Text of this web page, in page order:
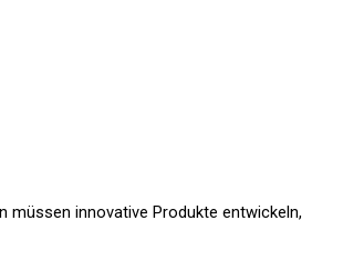
müssen innovative Produkte entwickeln,